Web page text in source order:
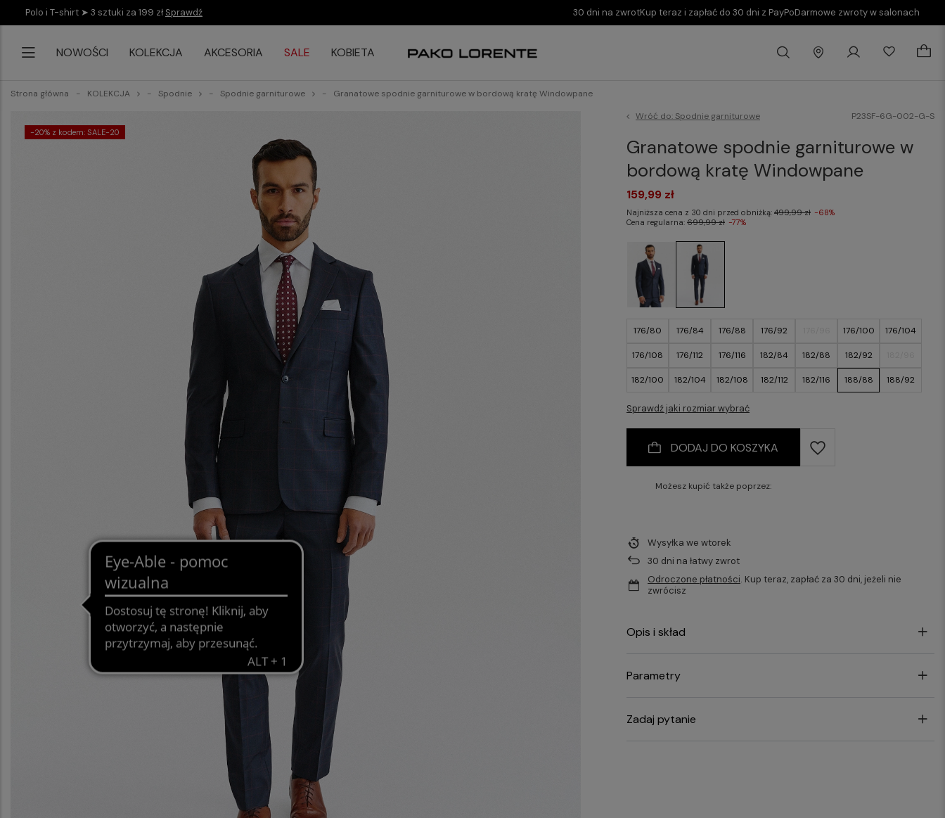
Polo i T-shirt ➤ 3 sztuki za 199 zł Sprawdź 30 dni na zwrotKup teraz i zapłać do 30 dni z PayPoDarmowe zwroty w salonach
NOWOŚCI KOLEKCJA AKCESORIA SALE KOBIETA
Strona główna KOLEKCJA Spodnie Spodnie garniturowe Granatowe spodnie garniturowe w bordową kratę Windowpane
-20% z kodem: SALE-20
Wróć do:Spodnie garniturowe P23SF-6G-002-G-S
Granatowe spodnie garniturowe w
bordową kratę Windowpane
176/80 176/84 176/88 176/92 176/100 176/104
176/108 176/112 176/116 182/84 182/88 182/92
182/100 182/104 182/108 182/112 182/116 188/88 188/92
188/96 188/100 188/104
Sprawdź jaki rozmiar wybrać
159,99 zł
Najniższa cena z 30 dni przed obniżką:499,99 zł -68%
Cena regularna:699,99 zł -77%
DODAJ DO KOSZYKA
Możesz kupić także poprzez:
Wysyłkawe wtorek
30 dni na łatwy zwrot
Odroczone płatności. Kup teraz, zapłać za 30 dni, jeżeli nie
zwrócisz
Opis i skład
Parametry
Zadaj pytanie